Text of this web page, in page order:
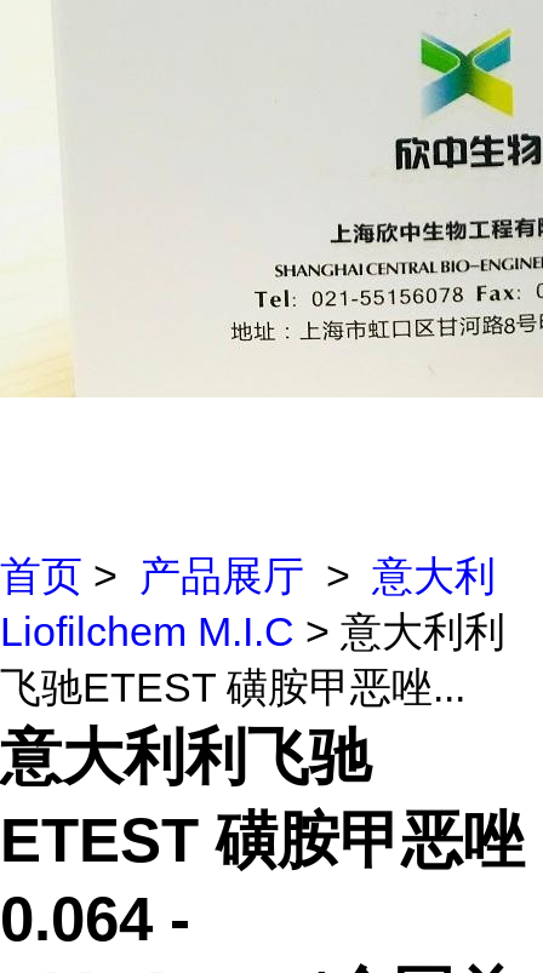
首页 > 产品展厅 > 意大利
Liofilchem M.I.C > 意大利利
飞驰ETEST 磺胺甲恶唑...
意大利利飞驰
ETEST 磺胺甲恶唑
0.064 -